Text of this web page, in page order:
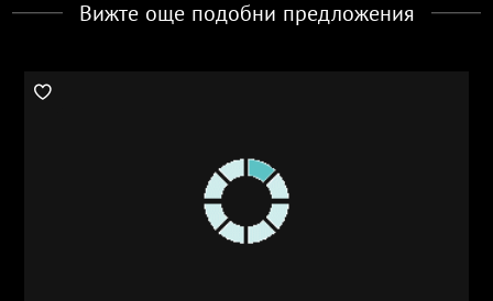
Вижте още подобни предложения